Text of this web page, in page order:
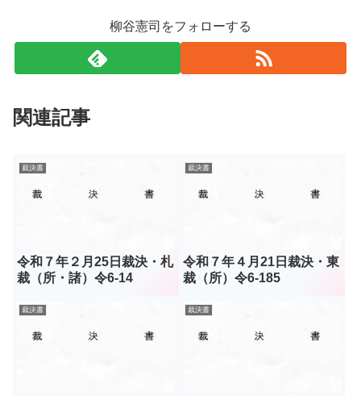
柳谷憲司をフォローする
関連記事
裁決書
令和７年２月25日裁決・札
裁（所・諸）令6-14
裁決書
令和７年４月21日裁決・東
裁（所）令6-185
裁決書 裁決書